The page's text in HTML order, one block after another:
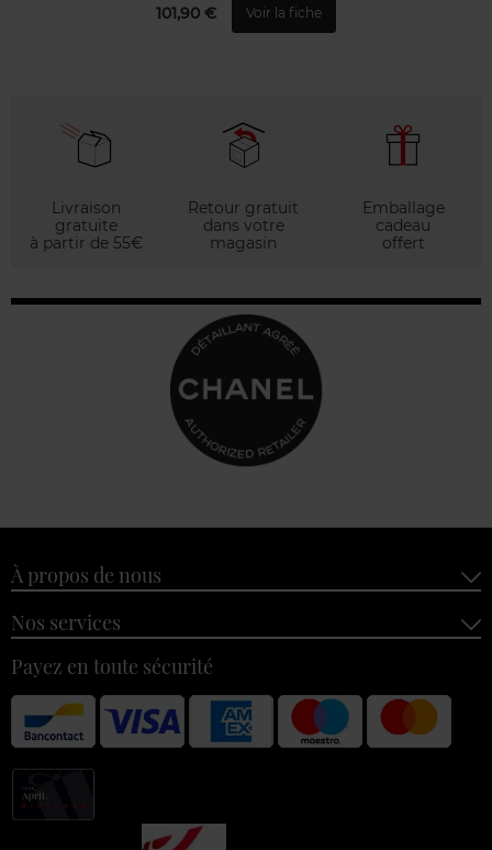
101,90 € Voir la fiche
Livraison
gratuite
à partir de 55€
Retour gratuit
dans votre
magasin
Emballage
cadeau
offert
À propos de nous
Nos services
Payez en toute sécurité